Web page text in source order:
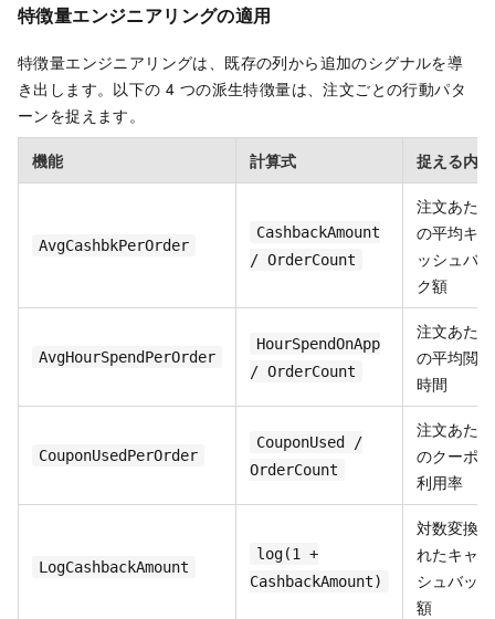
特徴量エンジニアリングの適用
特徴量エンジニアリングは、既存の列から追加のシグナルを導
き出します。以下の 4 つの派生特徴量は、注文ごとの行動パタ
ーンを捉えます。
機能 計算式 捉える内容
AvgCashbkPerOrder
CashbackAmount
/ OrderCount
注文あたり
の平均キャ
ッシュバッ
ク額
AvgHourSpendPerOrder
HourSpendOnApp
/ OrderCount
注文あたり
の平均閲覧
時間
CouponUsedPerOrder
CouponUsed /
OrderCount
注文あたり
のクーポン
利用率
LogCashbackAmount
log(1 +
CashbackAmount)
対数変換さ
れたキャッ
シュバック
額